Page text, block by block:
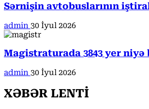
Sərnişin avtobuslarının
admin 30 İyul 2026
Magistraturada 3843 yer niyə
admin 30 İyul 2026
XƏBƏR LENTİ